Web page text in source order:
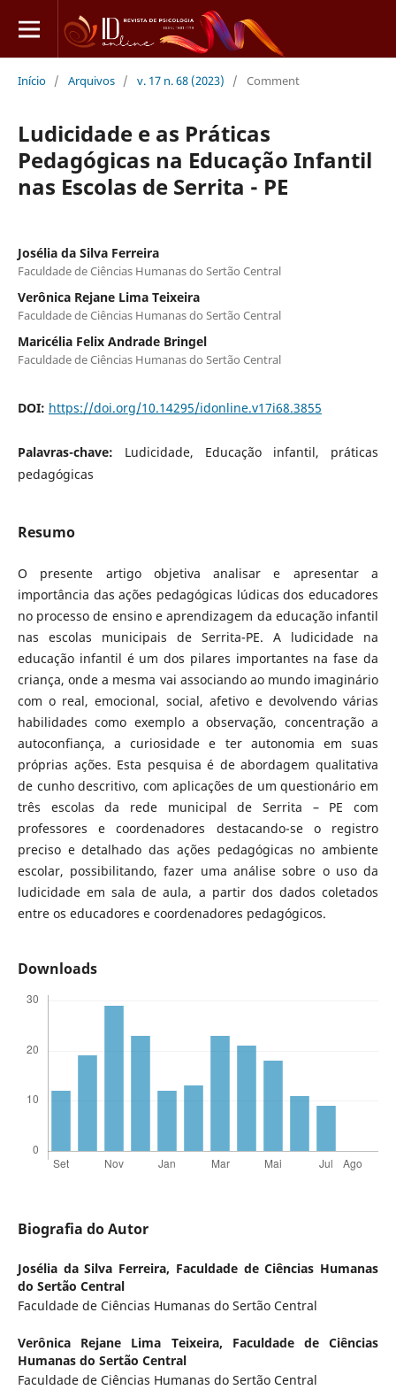
Início / Arquivos / v. 17 n. 68 (2023) / Comment
Ludicidade e as Práticas
Pedagógicas na Educação Infantil
nas Escolas de Serrita - PE
Josélia da Silva Ferreira
Faculdade de Ciências Humanas do Sertão Central
Verônica Rejane Lima Teixeira
Faculdade de Ciências Humanas do Sertão Central
Maricélia Felix Andrade Bringel
Faculdade de Ciências Humanas do Sertão Central
DOI: https://doi.org/10.14295/idonline.v17i68.3855
Palavras-chave: Ludicidade, Educação infantil, práticas
pedagógicas
Resumo
O presente artigo objetiva analisar e apresentar a
importância das ações pedagógicas lúdicas dos educadores
no processo de ensino e aprendizagem da educação infantil
nas escolas municipais de Serrita-PE. A ludicidade na
educação infantil é um dos pilares importantes na fase da
criança, onde a mesma vai associando ao mundo imaginário
com o real, emocional, social, afetivo e devolvendo várias
habilidades como exemplo a observação, concentração a
autoconfiança, a curiosidade e ter autonomia em suas
próprias ações. Esta pesquisa é de abordagem qualitativa
de cunho descritivo, com aplicações de um questionário em
três escolas da rede municipal de Serrita – PE com
professores e coordenadores destacando-se o registro
preciso e detalhado das ações pedagógicas no ambiente
escolar, possibilitando, fazer uma análise sobre o uso da
ludicidade em sala de aula, a partir dos dados coletados
entre os educadores e coordenadores pedagógicos.
Downloads
Biografia do Autor
Josélia da Silva Ferreira, Faculdade de Ciências Humanas
do Sertão Central
Faculdade de Ciências Humanas do Sertão Central
Verônica Rejane Lima Teixeira, Faculdade de Ciências
Humanas do Sertão Central
Faculdade de Ciências Humanas do Sertão Central